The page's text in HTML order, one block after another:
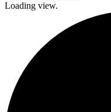
Loading view.